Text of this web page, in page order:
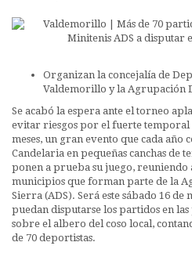
Organizan la concejalía de
Valdemorillo y la Agrupación
Se acabó la espera ante el torneo
evitar riesgos por el fuerte temporal
meses, un gran evento que cada año
Candelaria en pequeñas canchas de
ponen a prueba su juego, reuniendo
municipios que forman parte de la
Sierra (ADS). Será este sábado 16
puedan disputarse los partidos en
sobre el albero del coso local,
de 70 deportistas.